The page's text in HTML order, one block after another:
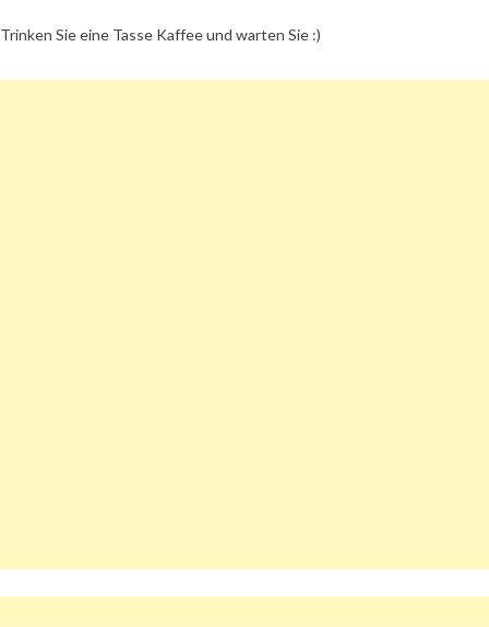
Trinken Sie eine Tasse Kaffee und warten Sie :)